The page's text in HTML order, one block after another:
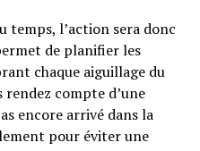
temps, l’action sera donc
de planifier les
chaque aiguillage du
rendez compte d’une
encore arrivé dans la
pour éviter une